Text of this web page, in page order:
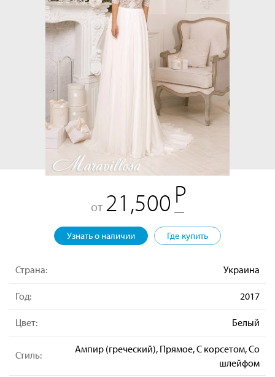
от 21,500
Узнать о наличии Где купить
Страна: Украина
Год: 2017
Цвет: Белый
Стиль:
Ампир (греческий), Прямое, С корсетом, Со
шлейфом